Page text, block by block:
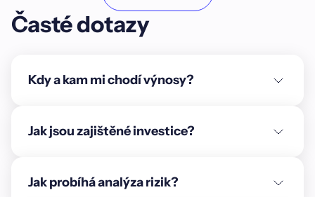
Unordered list
Item B
Text link
Emphasis
Časté dotazy
Kdy a kam mi chodí výnosy?
Jak jsou zajištěné investice?
Jak probíhá analýza rizik?